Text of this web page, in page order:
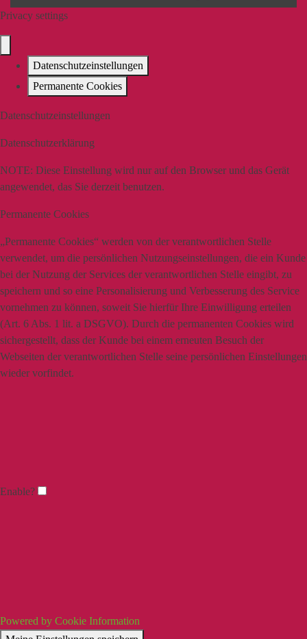
Privacy settings
Datenschutzeinstellungen
Permanente Cookies
Datenschutzeinstellungen
Datenschutzerklärung
NOTE: Diese Einstellung wird nur auf den Browser und das Gerät
angewendet, das Sie derzeit benutzen.
Permanente Cookies
„Permanente Cookies“ werden von der verantwortlichen Stelle
verwendet, um die persönlichen Nutzungseinstellungen, die ein Kunde
bei der Nutzung der Services der verantwortlichen Stelle eingibt, zu
speichern und so eine Personalisierung und Verbesserung des Service
vornehmen zu können, soweit Sie hierfür Ihre Einwilligung erteilen
(Art. 6 Abs. 1 lit. a DSGVO). Durch die permanenten Cookies wird
sichergestellt, dass der Kunde bei einem erneuten Besuch der
Webseiten der verantwortlichen Stelle seine persönlichen Einstellungen
wieder vorfindet.
Enable?
Powered by Cookie Information